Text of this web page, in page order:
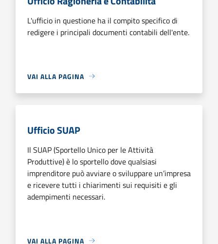
L'ufficio in questione ha il compito specifico di
redigere i principali documenti contabili dell'ente.
VAI ALLA PAGINA
Ufficio SUAP
Il SUAP (Sportello Unico per le Attività
Produttive) è lo sportello dove qualsiasi
imprenditore può avviare o sviluppare un’impresa
e ricevere tutti i chiarimenti sui requisiti e gli
adempimenti necessari.
VAI ALLA PAGINA